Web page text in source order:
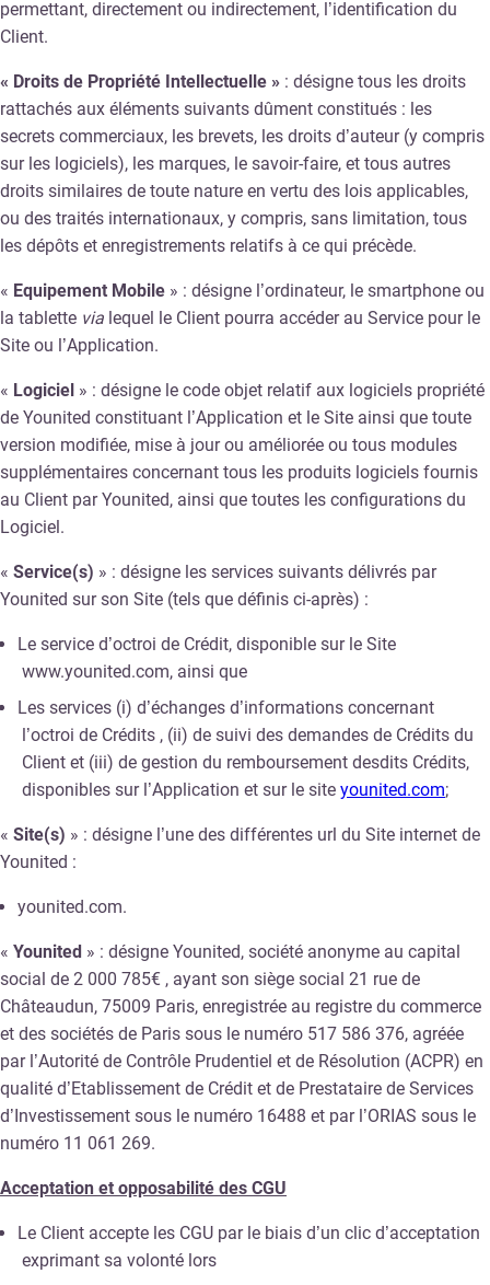
permettant, directement ou indirectement, l’identification du
Client.
« Droits de Propriété Intellectuelle » : désigne tous les droits
rattachés aux éléments suivants dûment constitués : les
secrets commerciaux, les brevets, les droits d’auteur (y compris
sur les logiciels), les marques, le savoir-faire, et tous autres
droits similaires de toute nature en vertu des lois applicables,
ou des traités internationaux, y compris, sans limitation, tous
les dépôts et enregistrements relatifs à ce qui précède.
« Equipement Mobile » : désigne l’ordinateur, le smartphone ou
la tablette via lequel le Client pourra accéder au Service pour le
Site ou l’Application.
« Logiciel » : désigne le code objet relatif aux logiciels propriété
de Younited constituant l’Application et le Site ainsi que toute
version modifiée, mise à jour ou améliorée ou tous modules
supplémentaires concernant tous les produits logiciels fournis
au Client par Younited, ainsi que toutes les configurations du
Logiciel.
« Service(s) » : désigne les services suivants délivrés par
Younited sur son Site (tels que définis ci-après) :
Le service d’octroi de Crédit, disponible sur le Site
www.younited.com, ainsi que
Les services (i) d’échanges d’informations concernant
l’octroi de Crédits , (ii) de suivi des demandes de Crédits du
Client et (iii) de gestion du remboursement desdits Crédits,
disponibles sur l’Application et sur le site younited.com;
« Site(s) » : désigne l’une des différentes url du Site internet de
Younited :
younited.com.
« Younited » : désigne Younited, société anonyme au capital
social de 2 000 785€ , ayant son siège social 21 rue de
Châteaudun, 75009 Paris, enregistrée au registre du commerce
et des sociétés de Paris sous le numéro 517 586 376, agréée
par l’Autorité de Contrôle Prudentiel et de Résolution (ACPR) en
qualité d’Etablissement de Crédit et de Prestataire de Services
d’Investissement sous le numéro 16488 et par l’ORIAS sous le
numéro 11 061 269.
Acceptation et opposabilité des CGU
Le Client accepte les CGU par le biais d’un clic d’acceptation
exprimant sa volonté lors